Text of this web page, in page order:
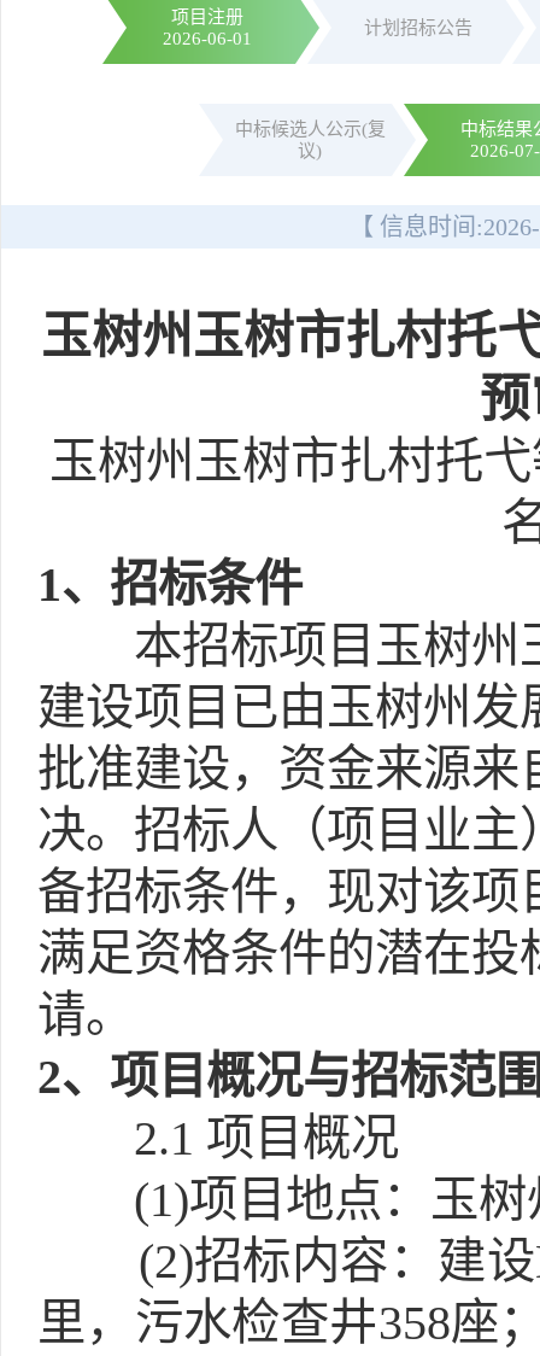
项目注册
2026-06-01
计划招标公告
中标候选人公示(复
议)
中标结果
2026-
【 信息时间:
玉树州玉树市扎村托
玉树州玉树市扎村托
1、招标条件
本招标项目玉树州
建设项目已由玉树州发
批准建设，资金来源
决。招标人（项目业
备招标条件，现对该
满足资格条件的潜在
请。
2、项目概况与招标范
2.1 项目概况
(1)项目地点：玉
(2)招标内容：建
里，污水检查井358座